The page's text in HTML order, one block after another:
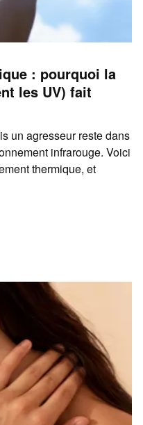
: pourquoi la
les UV) fait
un agresseur reste dans
infrarouge. Voici
thermique, et